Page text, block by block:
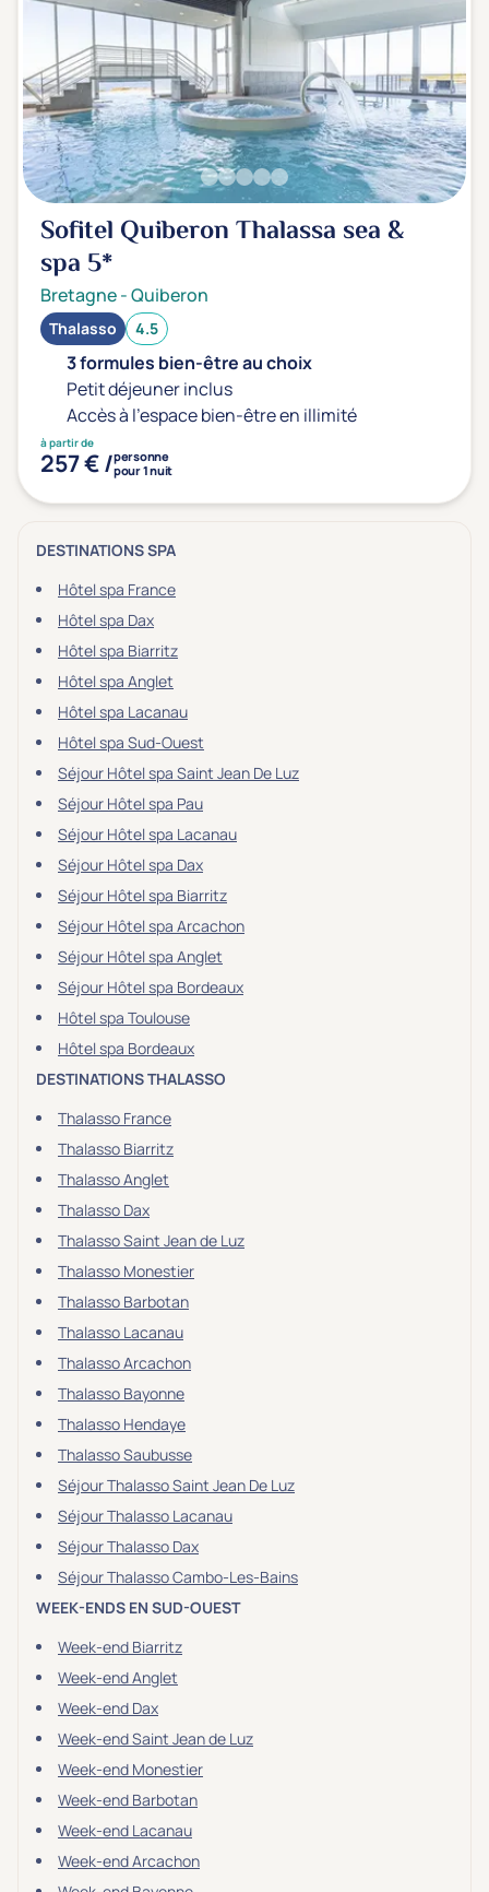
Sofitel Quiberon Thalassa sea &
spa 5*
Bretagne-Quiberon
Thalasso 4.5
3 formules bien-être au choix
Petit déjeuner inclus
Accès à l'espace bien-être en illimité
à partir de
257 € /personne
pour 1 nuit
DESTINATIONS SPA
Hôtel spa France
Hôtel spa Dax
Hôtel spa Biarritz
Hôtel spa Anglet
Hôtel spa Lacanau
Hôtel spa Sud-Ouest
Séjour Hôtel spa Saint Jean De Luz
Séjour Hôtel spa Pau
Séjour Hôtel spa Lacanau
Séjour Hôtel spa Dax
Séjour Hôtel spa Biarritz
Séjour Hôtel spa Arcachon
Séjour Hôtel spa Anglet
Séjour Hôtel spa Bordeaux
Hôtel spa Toulouse
Hôtel spa Bordeaux
DESTINATIONS THALASSO
Thalasso France
Thalasso Biarritz
Thalasso Anglet
Thalasso Dax
Thalasso Saint Jean de Luz
Thalasso Monestier
Thalasso Barbotan
Thalasso Lacanau
Thalasso Arcachon
Thalasso Bayonne
Thalasso Hendaye
Thalasso Saubusse
Séjour Thalasso Saint Jean De Luz
Séjour Thalasso Lacanau
Séjour Thalasso Dax
Séjour Thalasso Cambo-Les-Bains
WEEK-ENDS EN SUD-OUEST
Week-end Biarritz
Week-end Anglet
Week-end Dax
Week-end Saint Jean de Luz
Week-end Monestier
Week-end Barbotan
Week-end Lacanau
Week-end Arcachon